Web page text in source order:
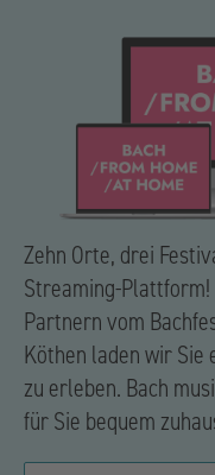
Zehn Orte, drei
Streaming-
Partnern vom
Köthen laden wir Sie
zu erleben. Bach
für Sie bequem